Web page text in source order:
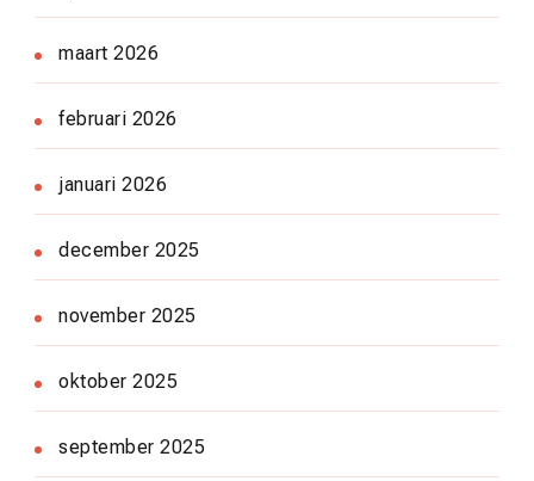
maart 2026
februari 2026
januari 2026
december 2025
november 2025
oktober 2025
september 2025